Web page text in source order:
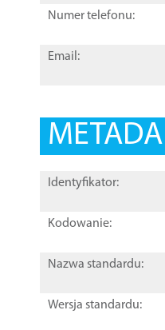
Numer telefonu:
Email:
Identyfikator:
Kodowanie:
Nazwa standardu:
Wersja standardu: